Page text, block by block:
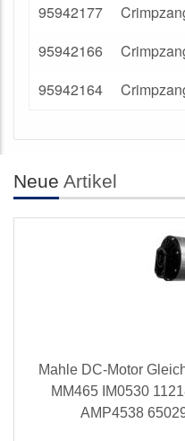
95942177
95942166
95942164
Neue Artikel
Mahle DC-Motor
MM465 IM0530
AMP4538